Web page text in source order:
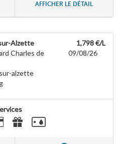
AFFICHER LE DÉTAIL
Alzette
Charles de
alzette
1,798 €/L
09/08/26